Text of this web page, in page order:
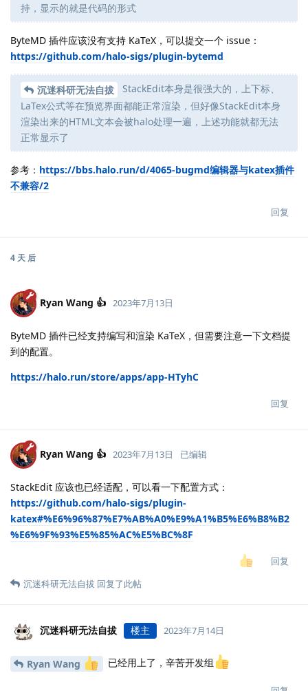
持，显示的就是代码的形式
ByteMD 插件应该没有支持 KaTeX，可以提交一个 issue：
https://github.com/halo-sigs/plugin-bytemd
沉迷科研无法自拔
StackEdit本身是很强大的，上下标、
LaTex公式等在预览界面都能正常渲染，但好像StackEdit本身
渲染出来的HTML文本会被halo处理一遍，上述功能就都无法
正常显示了
参考： https://bbs.halo.run/d/4065-bugmd编辑器与katex插件
不兼容/2
回复
4 天 后
Ryan Wang 👍 2023年7月13日
ByteMD 插件已经支持编写和渲染 KaTeX，但需要注意一下文档提
到的配置。
https://halo.run/store/apps/app-HTyhC
回复
Ryan Wang 👍 2023年7月13日 已编辑
StackEdit 应该也已经适配，可以看一下配置方式：
https://github.com/halo-sigs/plugin-
katex#%E6%96%87%E7%AB%A0%E9%A1%B5%E6%B8%B2
%E6%9F%93%E5%85%AC%E5%BC%8F
回复
沉迷科研无法自拔 回复了此帖
沉迷科研无法自拔 楼主 2023年7月14日
Ryan Wang 已经用上了，辛苦开发组